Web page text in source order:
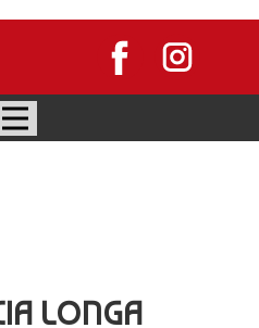
LONGA